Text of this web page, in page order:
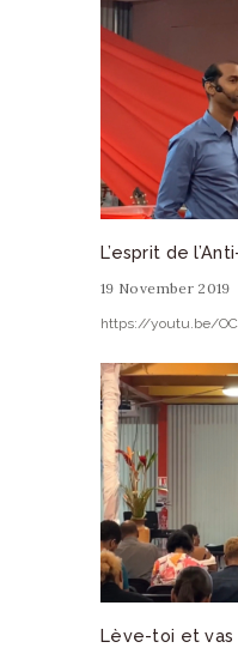
L’esprit de
19 November 2019
https://youtu.be/
Lève-toi et vas